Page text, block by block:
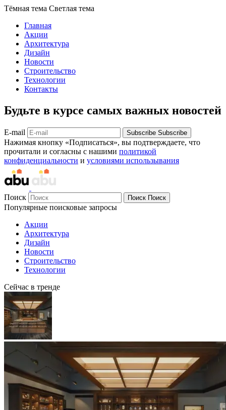
Тёмная тема Светлая тема
Главная
Акции
Архитектура
Дизайн
Новости
Строительство
Технологии
Контакты
Будьте в курсе самых важных новостей
E-mail Subscribe Subscribe
Нажимая кнопку «Подписаться», вы подтверждаете, что
прочитали и согласны с нашими политикой
конфиденциальности и условиями использывания
Поиск Поиск Поиск
Популярные поисковые запросы
Акции
Архитектура
Дизайн
Новости
Строительство
Технологии
Сейчас в тренде